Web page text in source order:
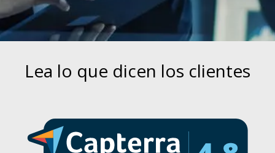
Lea lo que dicen los clientes